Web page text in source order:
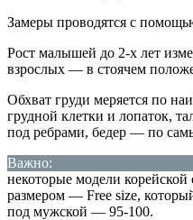
Замеры проводятся с
Рост малышей до 2-х лет
взрослых — в стоячем
Обхват груди меряется по
грудной клетки и лопаток,
под ребрами, бедер — по
Важно:
некоторые модели
размером — Free size,
под мужской — 95-100.